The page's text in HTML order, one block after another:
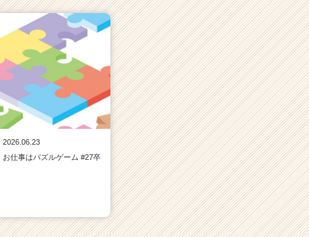
2026.06.23
お仕事はパズルゲーム #27卒